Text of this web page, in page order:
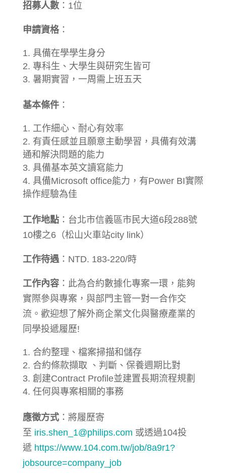
招募人數：1位
申請資格：
具備在學學生身分
專科生、大學生與研究生皆可
暑期實習，一周需上班五天
基本條件：
工作細心、耐心有效率
有責任感並且願意主動學習，具備有效溝
通和解決問題的能力
具備基本英文讀寫能力
具備Microsoft office能力，有Power BI實際
操作經驗為佳
工作地點：台北市信義區市民大道6段288號
10樓之6（松山火車站city link）
工作待遇：NTD. 183-220/時
工作內容：此為合約數據化專案一環，能夠
實際參與專案，與部門主管一對一合作交
流。歡迎想了解外商企業文化與醫療產業的
同學投遞履歷!
合約整理、檔案掃描和儲存
合約條款擷取 、判斷、保養週期比對
創建Contract Profile並建置長期流程規劃
任何與專案相關的事務
應徵方式：將履歷寄
至 iris.shen_1@philips.com 或透過104投
遞 https://www.104.com.tw/job/8a9r1?
jobsource=company_job